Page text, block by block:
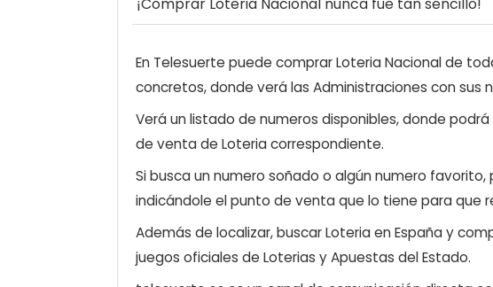
En Telesuerte puede comprar Loteria Nacional de
concretos, donde verá las Administraciones con sus
Verá un listado de numeros disponibles, donde
de venta de Loteria correspondiente.
Si busca un numero soñado o algún numero
indicándole el punto de venta que lo tiene para que
Además de localizar, buscar Loteria en España y
juegos oficiales de Loterias y Apuestas del Estado.